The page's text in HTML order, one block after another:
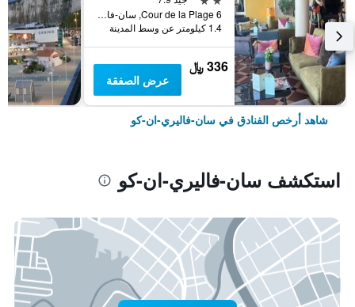
6 Cour de la Plage, سان-فاليري-ان-كو, نورماندي, فرنسا
1.4 كيلومتر عن وسط المدينة
336 ﷼
عرض الصفقة
شاهد أرخص الفنادق في سان-فاليري-ان-كو
استكشف سان-فاليري-ان-كو